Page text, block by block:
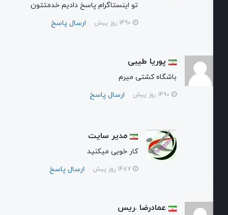
تو اینستاگرام پاسخ دادیم خدمتتون
ارسال پاسخ
پوریا طیبی
باشگاه کشتی میرم
ارسال پاسخ
مدیر سایت
کار خوبی میکنید
ارسال پاسخ
عمادرضا ‌‌‌.ریس